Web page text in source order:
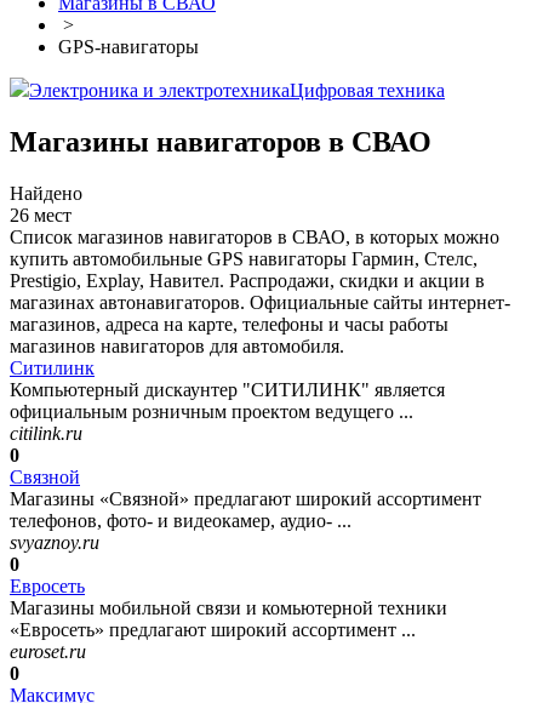
>
GPS-навигаторы
Электроника и электротехникаЦифровая техника
Магазины навигаторов в СВАО
Найдено
26 мест
Список магазинов навигаторов в СВАО, в которых можно
купить автомобильные GPS навигаторы Гармин, Стелс,
Prestigio, Explay, Навител. Распродажи, скидки и акции в
магазинах автонавигаторов. Официальные сайты интернет-
магазинов, адреса на карте, телефоны и часы работы
магазинов навигаторов для автомобиля.
Ситилинк
Компьютерный дискаунтер "СИТИЛИНК" является
официальным розничным проектом ведущего ...
citilink.ru
0
Связной
Магазины «Связной» предлагают широкий ассортимент
телефонов, фото- и видеокамер, аудио- ...
svyaznoy.ru
0
Евросеть
Магазины мобильной связи и комьютерной техники
«Евросеть» предлагают широкий ассортимент ...
euroset.ru
0
Максимус